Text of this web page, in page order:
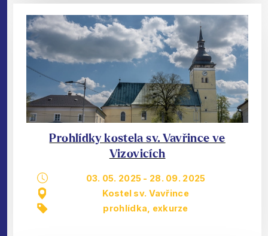
Prohlídky kostela sv. Vavřince ve
Vizovicích
03. 05. 2025 - 28. 09. 2025
Kostel sv. Vavřince
prohlídka, exkurze